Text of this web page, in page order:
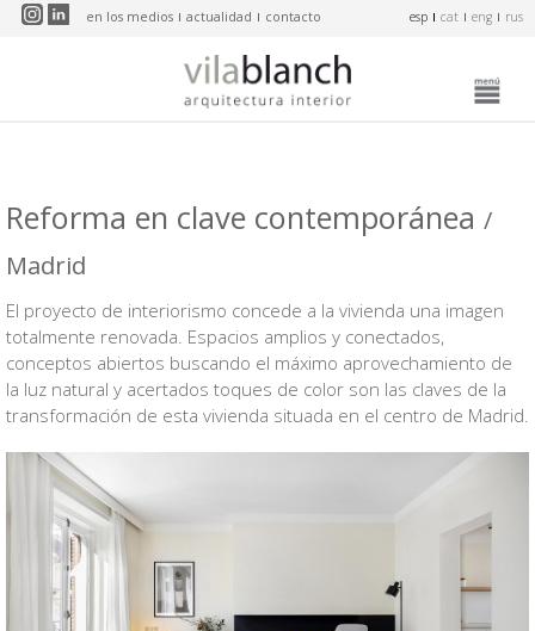
Pasar al contenido principal
en los medios actualidad contacto esp cat eng rus
Reforma en clave contemporánea /
Madrid
El proyecto de interiorismo concede a la vivienda una imagen
totalmente renovada. Espacios amplios y conectados,
conceptos abiertos buscando el máximo aprovechamiento de
la luz natural y acertados toques de color son las claves de la
transformación de esta vivienda situada en el centro de Madrid.